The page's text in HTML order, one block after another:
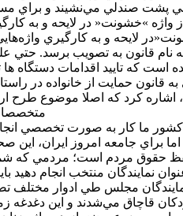
لايحه و به کارگيري
نام قانون به تصويب برسد. حتي
طرح جديدي با 12 ماده و تحت عنوان »طرح الحاق موادي به
ما کار به صورت تخصصي
حفظ حقوق مردم است؛ مردمي که
نمايندگان مجلس طي ادوار مختلف
قاچاق مي‌شدند و اين